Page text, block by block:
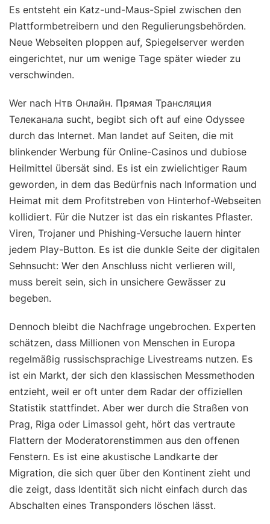
Es entsteht ein Katz-und-Maus-Spiel zwischen den
Plattformbetreibern und den Regulierungsbehörden.
Neue Webseiten ploppen auf, Spiegelserver werden
eingerichtet, nur um wenige Tage später wieder zu
verschwinden.
Wer nach Нтв Онлайн. Прямая Трансляция
Телеканала sucht, begibt sich oft auf eine Odyssee
durch das Internet. Man landet auf Seiten, die mit
blinkender Werbung für Online-Casinos und dubiose
Heilmittel übersät sind. Es ist ein zwielichtiger Raum
geworden, in dem das Bedürfnis nach Information und
Heimat mit dem Profitstreben von Hinterhof-Webseiten
kollidiert. Für die Nutzer ist das ein riskantes Pflaster.
Viren, Trojaner und Phishing-Versuche lauern hinter
jedem Play-Button. Es ist die dunkle Seite der digitalen
Sehnsucht: Wer den Anschluss nicht verlieren will,
muss bereit sein, sich in unsichere Gewässer zu
begeben.
Dennoch bleibt die Nachfrage ungebrochen. Experten
schätzen, dass Millionen von Menschen in Europa
regelmäßig russischsprachige Livestreams nutzen. Es
ist ein Markt, der sich den klassischen Messmethoden
entzieht, weil er oft unter dem Radar der offiziellen
Statistik stattfindet. Aber wer durch die Straßen von
Prag, Riga oder Limassol geht, hört das vertraute
Flattern der Moderatorenstimmen aus den offenen
Fenstern. Es ist eine akustische Landkarte der
Migration, die sich quer über den Kontinent zieht und
die zeigt, dass Identität sich nicht einfach durch das
Abschalten eines Transponders löschen lässt.